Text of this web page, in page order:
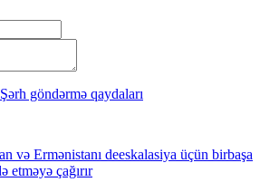
Şərh göndərmə qaydaları